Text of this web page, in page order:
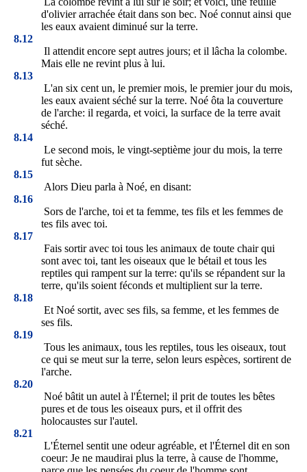
d'olivier arrachée était dans son bec. Noé connut ainsi que
les eaux avaient diminué sur la terre.
8.12
Il attendit encore sept autres jours; et il lâcha la colombe.
Mais elle ne revint plus à lui.
8.13
L'an six cent un, le premier mois, le premier jour du mois,
les eaux avaient séché sur la terre. Noé ôta la couverture
de l'arche: il regarda, et voici, la surface de la terre avait
séché.
8.14
Le second mois, le vingt-septième jour du mois, la terre
fut sèche.
8.15
Alors Dieu parla à Noé, en disant:
8.16
Sors de l'arche, toi et ta femme, tes fils et les femmes de
tes fils avec toi.
8.17
Fais sortir avec toi tous les animaux de toute chair qui
sont avec toi, tant les oiseaux que le bétail et tous les
reptiles qui rampent sur la terre: qu'ils se répandent sur la
terre, qu'ils soient féconds et multiplient sur la terre.
8.18
Et Noé sortit, avec ses fils, sa femme, et les femmes de
ses fils.
8.19
Tous les animaux, tous les reptiles, tous les oiseaux, tout
ce qui se meut sur la terre, selon leurs espèces, sortirent de
l'arche.
8.20
Noé bâtit un autel à l'Éternel; il prit de toutes les bêtes
pures et de tous les oiseaux purs, et il offrit des
holocaustes sur l'autel.
8.21
L'Éternel sentit une odeur agréable, et l'Éternel dit en son
coeur: Je ne maudirai plus la terre, à cause de l'homme,